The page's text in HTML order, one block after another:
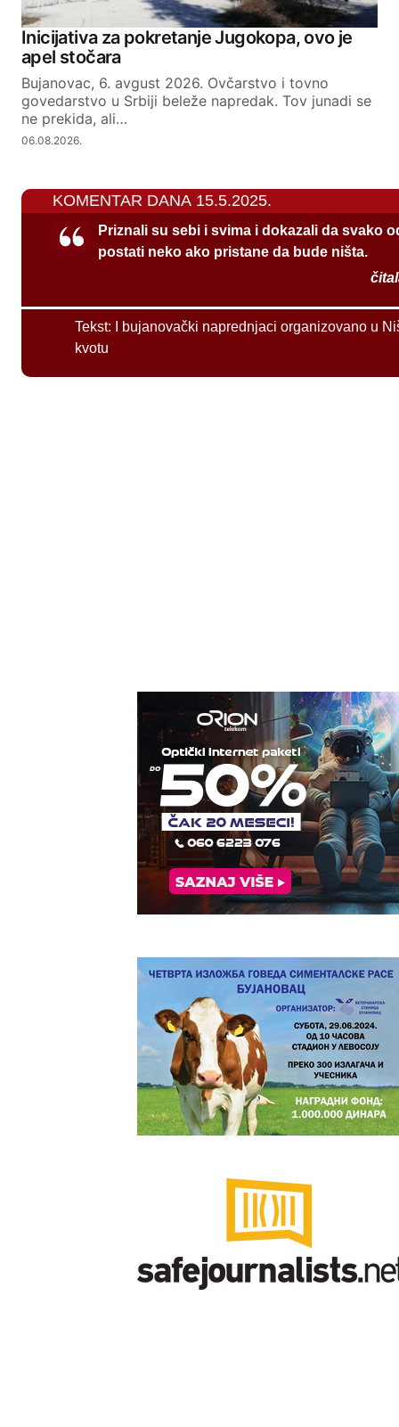
Inicijativa za pokretanje Jugokopa, ovo je
apel stočara
Bujanovac, 6. avgust 2026. Ovčarstvo i tovno
govedarstvo u Srbiji beleže napredak. Tov junadi se
ne prekida, ali…
06.08.2026.
KOMENTAR DANA 15.5.2025.
Priznali su sebi i svima i dokazali da svako
postati neko ako pristane da bude ništa.
Tekst:
I bujanovački naprednjaci organizovano u
kvotu